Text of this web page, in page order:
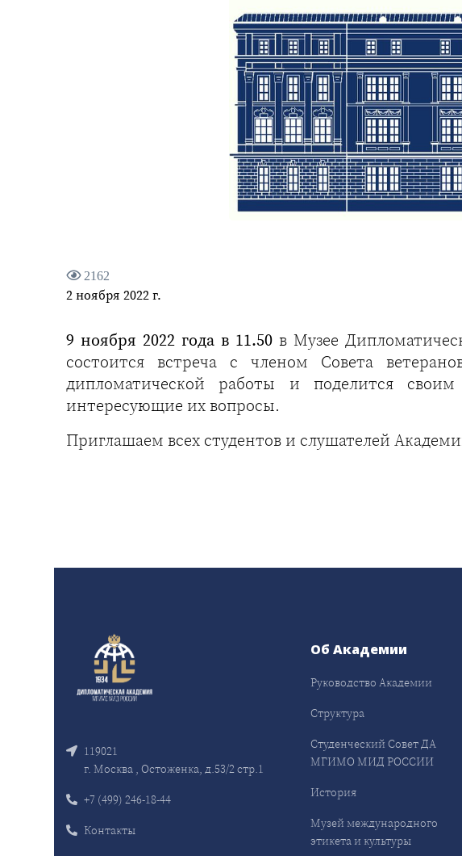
2162
2 ноября 2022 г.
9 ноября 2022 года в 11.50 в Музее
состоится встреча с членом Совета
дипломатической работы и поделится
интересующие их вопросы.
Приглашаем всех студентов и слушателей
119021
г. Москва , Остоженка, д.53/2 стр.1
+7 (499) 246-18-44
Контакты
Об Академии
Руководство Академии
Структура
Студенческий Совет ДА
МГИМО МИД РОССИИ
История
Музей международного
этикета и культуры